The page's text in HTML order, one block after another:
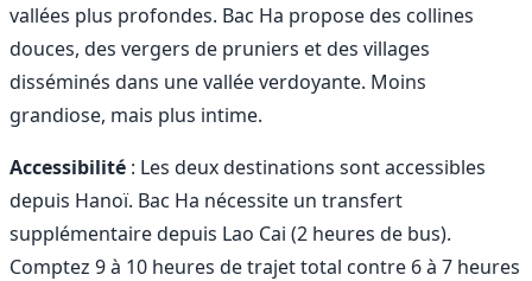
vallées plus profondes. Bac Ha propose des collines
douces, des vergers de pruniers et des villages
disséminés dans une vallée verdoyante. Moins
grandiose, mais plus intime.
Accessibilité : Les deux destinations sont accessibles
depuis Hanoï. Bac Ha nécessite un transfert
supplémentaire depuis Lao Cai (2 heures de bus).
Comptez 9 à 10 heures de trajet total contre 6 à 7 heures